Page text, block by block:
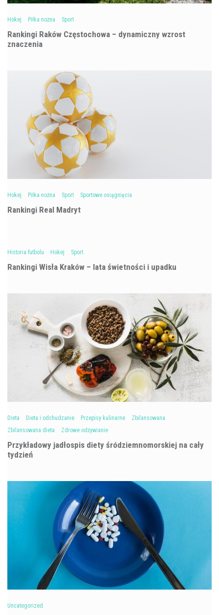
Hokej Piłka nożna Sport
Rankingi Raków Częstochowa – dynamiczny wzrost
znaczenia
Hokej Piłka nożna Sport Sportowe osiągnięcia
Rankingi Real Madryt
Historia futbolu Hokej Sport
Rankingi Wisła Kraków – lata świetności i upadku
Dieta Dieta i odchudzanie Przepisy kulinarne
Zbilansowana
Zbilansowana dieta
Zdrowe odżywianie
Przykładowy jadłospis diety śródziemnomorskiej na cały
tydzień
Uncategorized